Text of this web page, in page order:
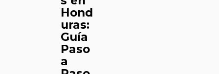
Hond
uras:
Guía
Paso
a